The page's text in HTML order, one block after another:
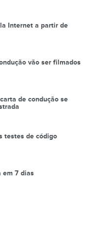
Internet a partir de
vão ser filmados
de condução se
testes de código
em 7 dias